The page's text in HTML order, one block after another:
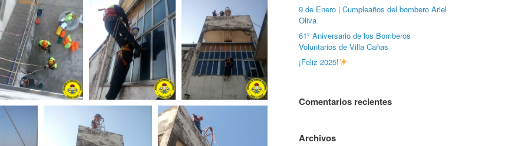
9 de Enero | Cumpleaños del bombero Ariel
Oliva
61º Aniversario de los Bomberos
Voluntarios de Villa Cañas
¡Feliz 2025!
Comentarios recientes
Archivos